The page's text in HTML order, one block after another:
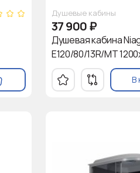
Душевые кабины
37 900₽
Душевая кабина
E120/80/13R/MT
В